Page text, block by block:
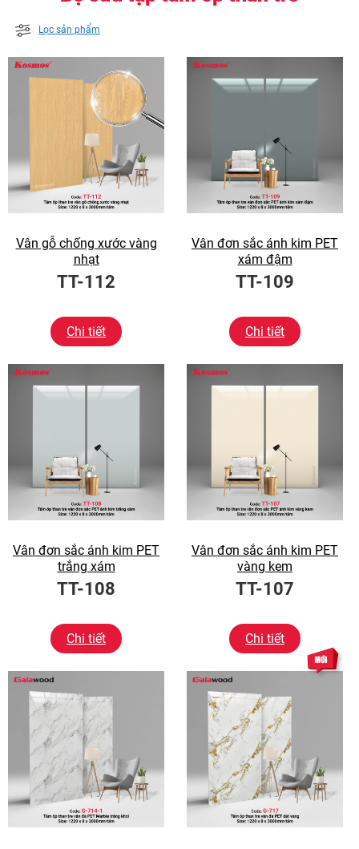
Lọc sản phẩm
Vân gỗ chống xước vàng
nhạt
TT-112
Chi tiết
Vân đơn sắc ánh kim PET
xám đậm
TT-109
Chi tiết
Vân đơn sắc ánh kim PET
trắng xám
TT-108
Chi tiết
Vân đơn sắc ánh kim PET
vàng kem
TT-107
Chi tiết